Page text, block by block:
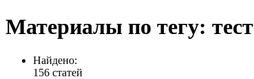
Материалы по тегу: тест
Найдено:
156 статей